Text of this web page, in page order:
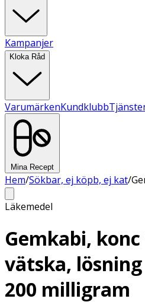
Kampanjer
Kloka Råd
VarumärkenKundklubb
Mina Recept
Hem/Sökbar, ej köpb, ej kat/
Läkemedel
Gemkabi,
vätska,
200 milligram